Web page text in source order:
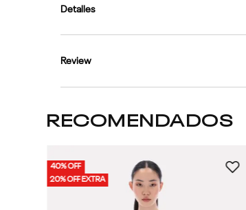
Detalles
Review
RECOMENDADOS
40% OFF
20% OFF EXTRA